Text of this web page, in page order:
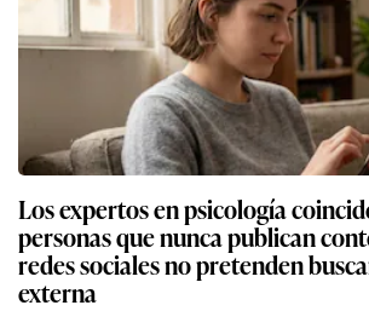
Los expertos en psicología
personas que nunca publican
redes sociales no pretenden
externa